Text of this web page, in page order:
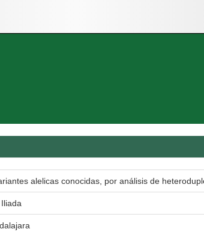
alelicas conocidas, por análisis de